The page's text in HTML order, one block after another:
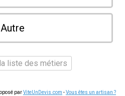
Autre
liste des métiers
parViteUnDevis.com -Vous êtes un artisan ?